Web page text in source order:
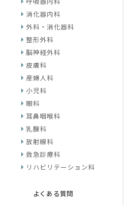
消化器内科
外科・消化器科
整形外科
脳神経外科
皮膚科
産婦人科
小児科
眼科
耳鼻咽喉科
乳腺科
放射線科
救急診療科
リハビリテーション科
よくある質問